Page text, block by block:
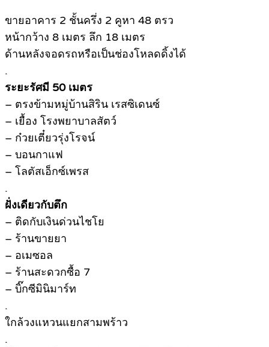
ขายอาคาร 2 ชั้นครึ่ง 2 คูหา 48 ตรว
หน้ากว้าง 8 เมตร ลึก 18 เมตร
ด้านหลังจอดรถหรือเป็นช่องโหลดดิ้งได้
.
ระยะรัศมี 50 เมตร
– ตรงข้ามหมู่บ้านสิริน เรสซิเดนซ์
– เยื้อง โรงพยาบาลสัตว์
– ก๋วยเตี๋ยวรุ่งโรจน์
– บอนกาแฟ
– โลตัสเอ็กซ์เพรส
.
ฝั่งเดียวกับตึก
– ติดกับเงินด่วนไชโย
– ร้านขายยา
– อเมซอล
– ร้านสะดวกซื้อ 7
– บิ๊กซีมินิมาร์ท
.
ใกล้วงแหวนแยกสามพร้าว
.